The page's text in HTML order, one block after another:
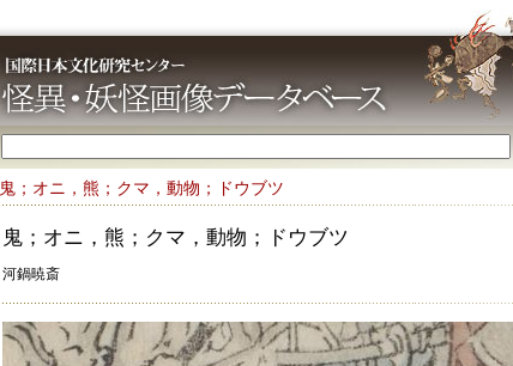
鬼；オニ，熊；クマ，動物；ドウブツ
鬼；オニ，熊；クマ，動物；ドウブツ
河鍋暁斎